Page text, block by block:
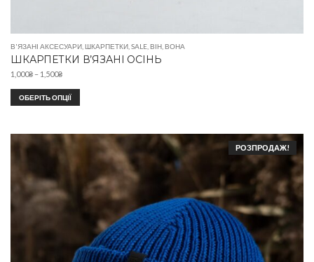
В'ЯЗАНІ АКСЕСУАРИ ШКАРПЕТКИ SALE ВІН ВОНА
ШКАРПЕТКИ В’ЯЗАНІ ОСІНЬ
1,000₴ – 1,500₴
ОБЕРІТЬ ОПЦІЇ
РОЗПРОДАЖ!